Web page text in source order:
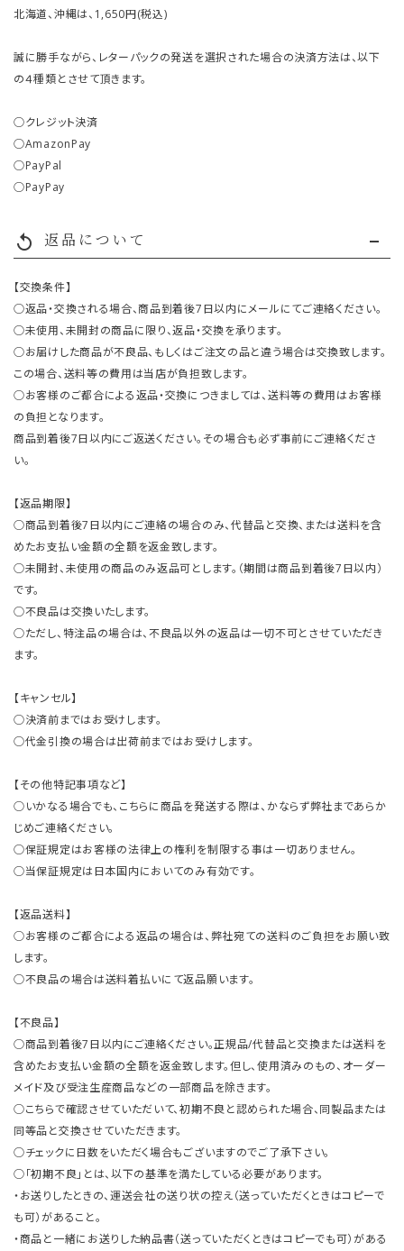
北海道、沖縄は、1,650円(税込)
誠に勝手ながら、レターパックの発送を選択された場合の決済方法は、以下
の４種類とさせて頂きます。
○クレジット決済
○AmazonPay
○PayPal
○PayPay
replay 返品について
【交換条件】
○返品・交換される場合、商品到着後7日以内にメールにてご連絡ください。
○未使用、未開封の商品に限り、返品・交換を承ります。
○お届けした商品が不良品、もしくはご注文の品と違う場合は交換致します。
この場合、送料等の費用は当店が負担致します。
○お客様のご都合による返品・交換につきましては、送料等の費用はお客様
の負担となります。
商品到着後7日以内にご返送ください。その場合も必ず事前にご連絡くださ
い。
【返品期限】
○商品到着後7日以内にご連絡の場合のみ、代替品と交換、または送料を含
めたお支払い金額の全額を返金致します。
○未開封、未使用の商品のみ返品可とします。（期間は商品到着後7日以内）
です。
○不良品は交換いたします。
○ただし、特注品の場合は、不良品以外の返品は一切不可とさせていただき
ます。
【キャンセル】
○決済前まではお受けします。
○代金引換の場合は出荷前まではお受けします。
【その他特記事項など】
○いかなる場合でも、こちらに商品を発送する際は、かならず弊社まであらか
じめご連絡ください。
○保証規定はお客様の法律上の権利を制限する事は一切ありません。
○当保証規定は日本国内においてのみ有効です。
【返品送料】
○お客様のご都合による返品の場合は、弊社宛ての送料のご負担をお願い致
します。
○不良品の場合は送料着払いにて返品願います。
【不良品】
○商品到着後7日以内にご連絡ください。正規品/代替品と交換または送料を
含めたお支払い金額の全額を返金致します。但し、使用済みのもの、オーダー
メイド及び受注生産商品などの一部商品を除きます。
○こちらで確認させていただいて、初期不良と認められた場合、同製品または
同等品と交換させていただきます。
○チェックに日数をいただく場合もございますのでご了承下さい。
○「初期不良」とは、以下の基準を満たしている必要があります。
・お送りしたときの、運送会社の送り状の控え（送っていただくときはコピーで
も可）があること。
・商品と一緒にお送りした納品書（送っていただくときはコピーでも可）がある